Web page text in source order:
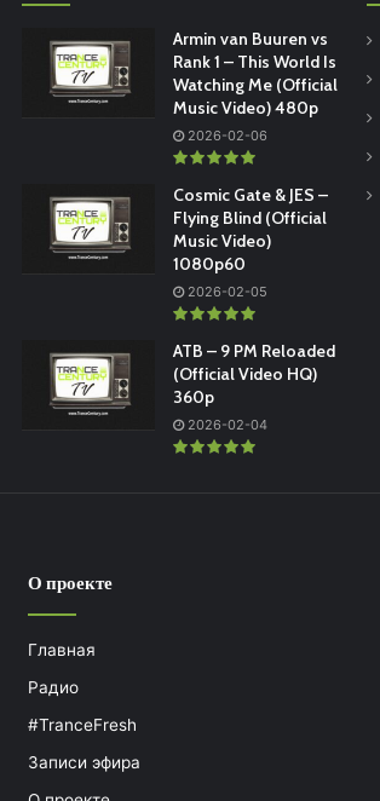
Armin van Buuren vs
Rank 1 – This World Is
Watching Me (Official
Music Video) 480p
2026-02-06
Cosmic Gate & JES –
Flying Blind (Official
Music Video)
1080p60
2026-02-05
ATB – 9 PM Reloaded
(Official Video HQ)
360p
2026-02-04
О проекте
Главная
Радио
#TranceFresh
Записи эфира